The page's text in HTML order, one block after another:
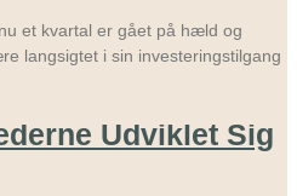
et kvartal er gået på hæld og
langsigtet i sin investeringstilgang
Udviklet Sig